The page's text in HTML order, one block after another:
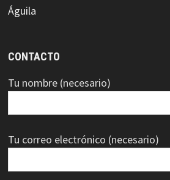
CONTACTO
Tu nombre (necesario)
Tu correo electrónico (necesario)